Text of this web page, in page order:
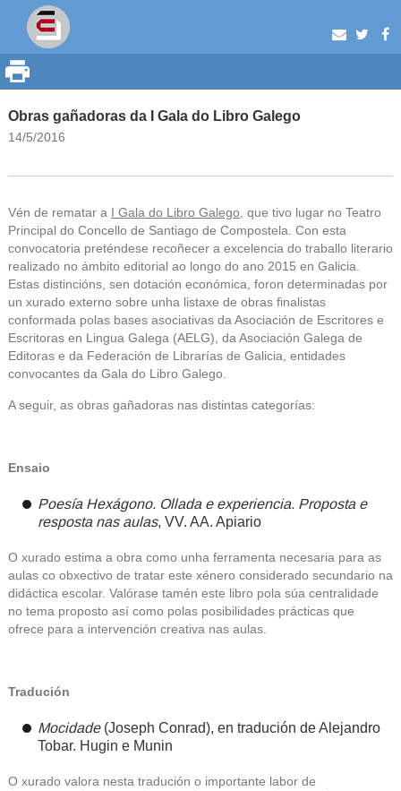
Obras gañadoras da I Gala do Libro Galego
14/5/2016
Vén de rematar a I Gala do Libro Galego , que tivo lugar no Teatro
Principal do Concello de Santiago de Compostela. Con esta
convocatoria preténdese recoñecer a excelencia do traballo literario
realizado no ámbito editorial ao longo do ano 2015 en Galicia.
Estas distincións, sen dotación económica, foron determinadas por
un xurado externo sobre unha listaxe de obras finalistas
conformada polas bases asociativas da Asociación de Escritores e
Escritoras en Lingua Galega (AELG), da Asociación Galega de
Editoras e da Federación de Librarías de Galicia, entidades
convocantes da Gala do Libro Galego.
A seguir, as obras gañadoras nas distintas categorías:
Ensaio
Poesía Hexágono. Ollada e experiencia. Proposta e
resposta nas aulas, VV. AA. Apiario
O xurado estima a obra como unha ferramenta necesaria para as
aulas co obxectivo de tratar este xénero considerado secundario na
didáctica escolar. Valórase tamén este libro pola súa centralidade
no tema proposto así como polas posibilidades prácticas que
ofrece para a intervención creativa nas aulas.
Tradución
Mocidade(Joseph Conrad), en tradución deAlejandro
Tobar. Hugin e Munin
O xurado valora nesta tradución o importante labor de